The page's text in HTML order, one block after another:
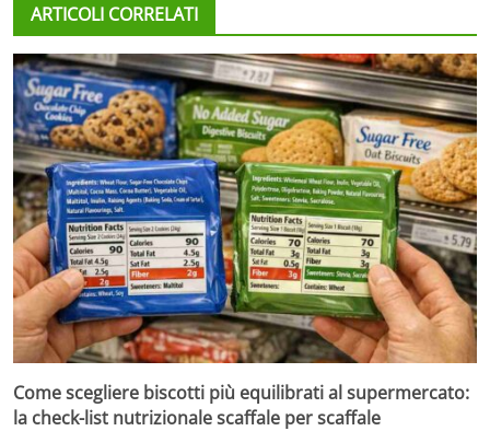
ARTICOLI CORRELATI
Come scegliere biscotti più equilibrati al supermercato:
la check-list nutrizionale scaffale per scaffale